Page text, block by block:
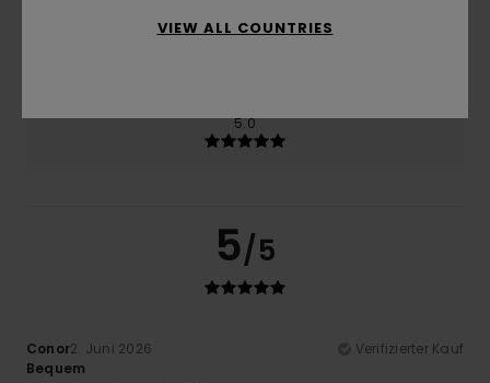
5.0
5/5
Conor2. Juni 2026
Verifizierter Kauf
Bequem
VIEW ALL COUNTRIES